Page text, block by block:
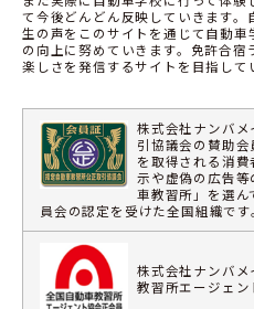
て今後どんどん反映していきます。
生の声をこのサイトを通じて自動
の向上に努めていきます。免許合
楽しさを発信するサイトを目指して
株式会社ナンバ
引協議会の賛助
を取得される消
示や虚偽の広告
車教習所」を選
員会の認定を受けた全国組織です
株式会社ナンバ
教習所エージェン